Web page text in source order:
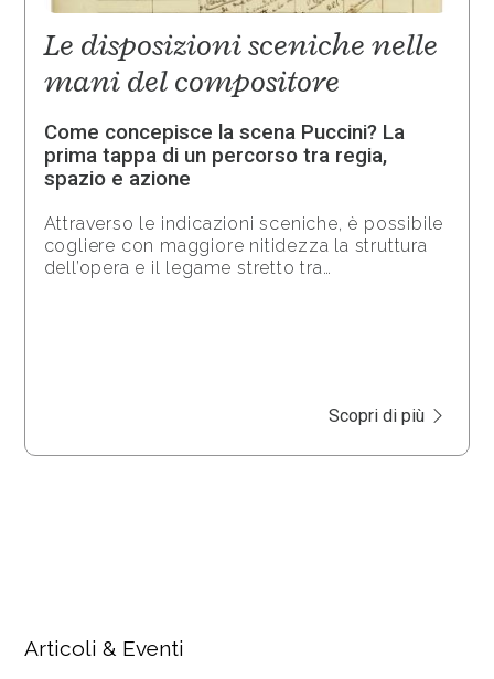
Le disposizioni sceniche nelle
mani del compositore
Come concepisce la scena Puccini? La
prima tappa di un percorso tra regia,
spazio e azione
Attraverso le indicazioni sceniche, è possibile
cogliere con maggiore nitidezza la struttura
dell’opera e il legame stretto tra…
Scopri di più
Articoli & Eventi